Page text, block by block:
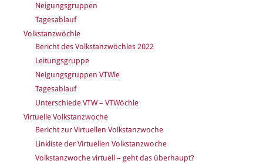
Neigungsgruppen
Tagesablauf
Volkstanzwöchle
Bericht des Volkstanzwöchles 2022
Leitungsgruppe
Neigungsgruppen VTWle
Tagesablauf
Unterschiede VTW – VTWöchle
Virtuelle Volkstanzwoche
Bericht zur Virtuellen Volkstanzwoche
Linkliste der Virtuellen Volkstanzwoche
Volkstanzwoche virtuell – geht das überhaupt?